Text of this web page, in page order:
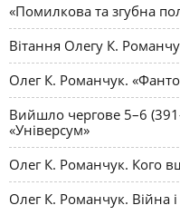
«Помилкова та згубна
Вітання Олегу К.
Олег К. Романчук.
Вийшло чергове 5–6
«Універсум»
Олег К. Романчук. Кого
Олег К. Романчук. Війна і